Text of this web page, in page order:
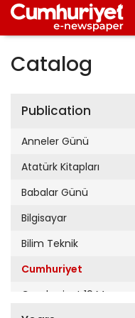
Catalog
Publication
Anneler Günü
Atatürk Kitapları
Babalar Günü
Bilgisayar
Bilim Teknik
Cumhuriyet
Cumhuriyet 19 Mayıs